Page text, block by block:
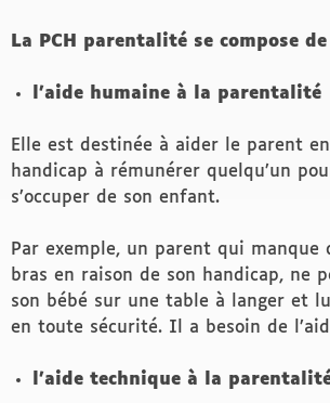
La PCH parentalité se compose
l’aide humaine à la parentalité
Elle est destinée à aider le parent
handicap à rémunérer quelqu’un
s’occuper de son enfant.
Par exemple, un parent qui manque
bras en raison de son handicap, ne
son bébé sur une table à langer et
en toute sécurité. Il a besoin de
l’aide technique à la